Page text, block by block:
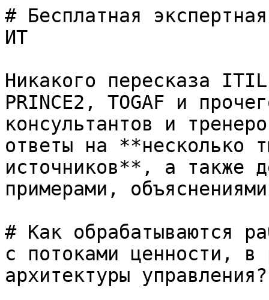
# Бесплатная
ИТ
Никакого пересказа
PRINCE2, TOGAF и
консультантов и
ответы на **несколько
источников**, а также
примерами,
# Как обрабатываются
с потоками ценности, в
архитектуры управления?